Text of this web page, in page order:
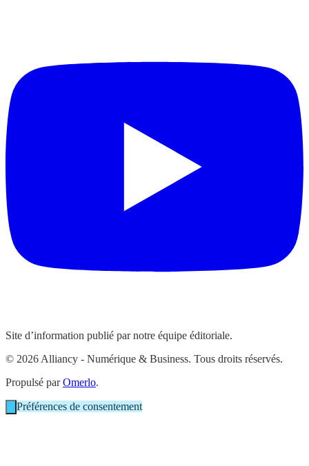
Site d’information publié par notre équipe éditoriale.
© 2026 Alliancy - Numérique & Business. Tous droits réservés.
Propulsé parOmerlo.
Préférences de consentement